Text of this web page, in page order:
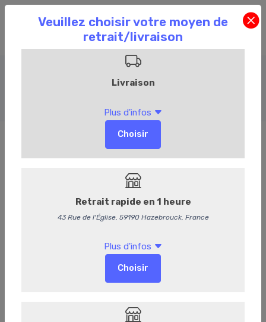
Charcuterie